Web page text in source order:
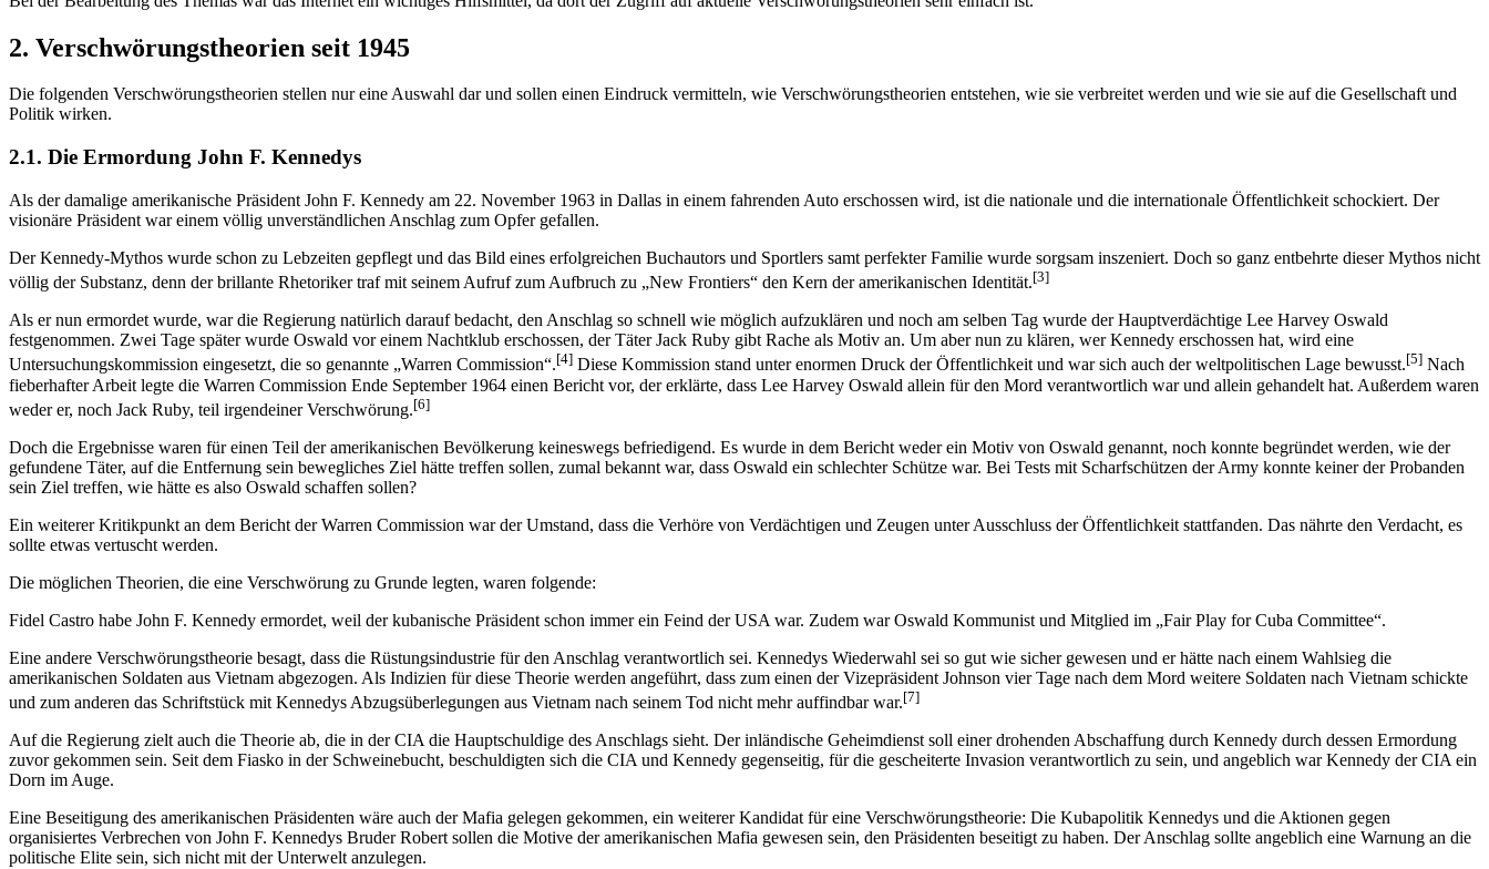
2. Verschwörungstheorien seit 1945
Die folgenden Verschwörungstheorien stellen nur eine Auswahl dar und sollen einen Eindruck vermitteln, wie Verschwörungstheorien entstehen, wie sie verbreitet werden und wie sie auf die Gesellschaft und
Politik wirken.
2.1. Die Ermordung John F. Kennedys
Als der damalige amerikanische Präsident John F. Kennedy am 22. November 1963 in Dallas in einem fahrenden Auto erschossen wird, ist die nationale und die internationale Öffentlichkeit schockiert. Der
visionäre Präsident war einem völlig unverständlichen Anschlag zum Opfer gefallen.
Der Kennedy-Mythos wurde schon zu Lebzeiten gepflegt und das Bild eines erfolgreichen Buchautors und Sportlers samt perfekter Familie wurde sorgsam inszeniert. Doch so ganz entbehrte dieser Mythos nicht
völlig der Substanz, denn der brillante Rhetoriker traf mit seinem Aufruf zum Aufbruch zu „New Frontiers“ den Kern der amerikanischen Identität.[3]
Als er nun ermordet wurde, war die Regierung natürlich darauf bedacht, den Anschlag so schnell wie möglich aufzuklären und noch am selben Tag wurde der Hauptverdächtige Lee Harvey Oswald
festgenommen. Zwei Tage später wurde Oswald vor einem Nachtklub erschossen, der Täter Jack Ruby gibt Rache als Motiv an. Um aber nun zu klären, wer Kennedy erschossen hat, wird eine
Untersuchungskommission eingesetzt, die so genannte „Warren Commission“.[4] Diese Kommission stand unter enormen Druck der Öffentlichkeit und war sich auch der weltpolitischen Lage bewusst.[5] Nach
fieberhafter Arbeit legte die Warren Commission Ende September 1964 einen Bericht vor, der erklärte, dass Lee Harvey Oswald allein für den Mord verantwortlich war und allein gehandelt hat. Außerdem waren
weder er, noch Jack Ruby, teil irgendeiner Verschwörung.[6]
Doch die Ergebnisse waren für einen Teil der amerikanischen Bevölkerung keineswegs befriedigend. Es wurde in dem Bericht weder ein Motiv von Oswald genannt, noch konnte begründet werden, wie der
gefundene Täter, auf die Entfernung sein bewegliches Ziel hätte treffen sollen, zumal bekannt war, dass Oswald ein schlechter Schütze war. Bei Tests mit Scharfschützen der Army konnte keiner der Probanden
sein Ziel treffen, wie hätte es also Oswald schaffen sollen?
Ein weiterer Kritikpunkt an dem Bericht der Warren Commission war der Umstand, dass die Verhöre von Verdächtigen und Zeugen unter Ausschluss der Öffentlichkeit stattfanden. Das nährte den Verdacht, es
sollte etwas vertuscht werden.
Die möglichen Theorien, die eine Verschwörung zu Grunde legten, waren folgende:
Fidel Castro habe John F. Kennedy ermordet, weil der kubanische Präsident schon immer ein Feind der USA war. Zudem war Oswald Kommunist und Mitglied im „Fair Play for Cuba Committee“.
Eine andere Verschwörungstheorie besagt, dass die Rüstungsindustrie für den Anschlag verantwortlich sei. Kennedys Wiederwahl sei so gut wie sicher gewesen und er hätte nach einem Wahlsieg die
amerikanischen Soldaten aus Vietnam abgezogen. Als Indizien für diese Theorie werden angeführt, dass zum einen der Vizepräsident Johnson vier Tage nach dem Mord weitere Soldaten nach Vietnam schickte
und zum anderen das Schriftstück mit Kennedys Abzugsüberlegungen aus Vietnam nach seinem Tod nicht mehr auffindbar war.[7]
Auf die Regierung zielt auch die Theorie ab, die in der CIA die Hauptschuldige des Anschlags sieht. Der inländische Geheimdienst soll einer drohenden Abschaffung durch Kennedy durch dessen Ermordung
zuvor gekommen sein. Seit dem Fiasko in der Schweinebucht, beschuldigten sich die CIA und Kennedy gegenseitig, für die gescheiterte Invasion verantwortlich zu sein, und angeblich war Kennedy der CIA ein
Dorn im Auge.
Eine Beseitigung des amerikanischen Präsidenten wäre auch der Mafia gelegen gekommen, ein weiterer Kandidat für eine Verschwörungstheorie: Die Kubapolitik Kennedys und die Aktionen gegen
organisiertes Verbrechen von John F. Kennedys Bruder Robert sollen die Motive der amerikanischen Mafia gewesen sein, den Präsidenten beseitigt zu haben. Der Anschlag sollte angeblich eine Warnung an die
politische Elite sein, sich nicht mit der Unterwelt anzulegen.